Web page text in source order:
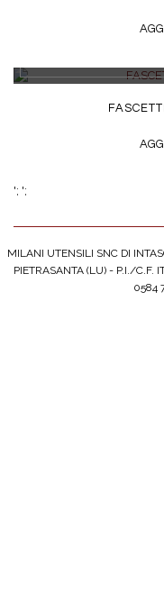
'; ';
MILANI UTENSILI SNC DI
PIETRASANTA (LU) - P.I./C.F.
0584